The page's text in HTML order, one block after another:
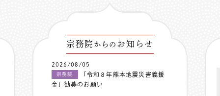
宗務院 からの お知らせ
2026/08/05
宗務院
「令和８年熊本地震災害義援
金」勧募のお願い